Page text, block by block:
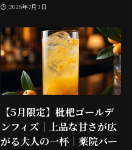
2026年7月3日
【5月限定】枇杷ゴールデ
ンフィズ｜上品な甘さが広
がる大人の一杯｜薬院バー